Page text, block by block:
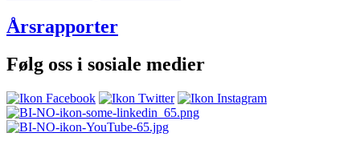
Årsrapporter
Følg oss i sosiale medier